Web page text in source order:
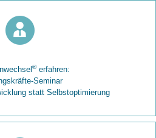
®erfahren:
Seminar
statt Selbstoptimierung